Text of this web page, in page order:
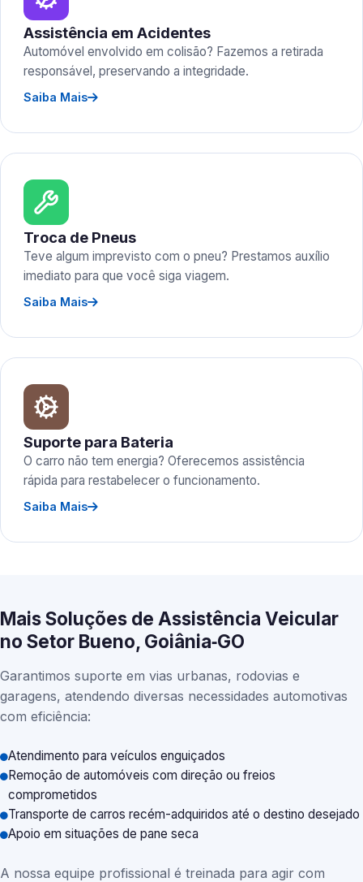
Assistência em Acidentes
Automóvel envolvido em colisão? Fazemos a retirada
responsável, preservando a integridade.
Saiba Mais
Troca de Pneus
Teve algum imprevisto com o pneu? Prestamos auxílio
imediato para que você siga viagem.
Saiba Mais
Suporte para Bateria
O carro não tem energia? Oferecemos assistência
rápida para restabelecer o funcionamento.
Saiba Mais
Mais Soluções de Assistência Veicular
no Setor Bueno, Goiânia‑GO
Garantimos suporte em vias urbanas, rodovias e
garagens, atendendo diversas necessidades automotivas
com eficiência:
Atendimento para veículos enguiçados
Remoção de automóveis com direção ou freios
comprometidos
Transporte de carros recém-adquiridos até o destino desejado
Apoio em situações de pane seca
A nossa equipe profissional é treinada para agir com